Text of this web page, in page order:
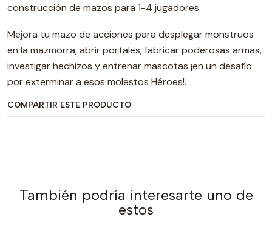
construcción de mazos para 1-4 jugadores.
Mejora tu mazo de acciones para desplegar monstruos
en la mazmorra, abrir portales, fabricar poderosas armas,
investigar hechizos y entrenar mascotas ¡en un desafío
por exterminar a esos molestos Héroes!.
COMPARTIR ESTE PRODUCTO
También podría interesarte uno de
estos